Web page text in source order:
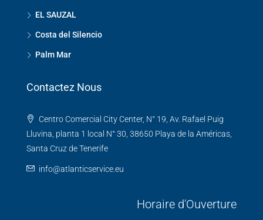
EL SAUZAL
Costa del Silencio
Palm Mar
Contactez Nous
Centro Comercial City Center, N° 19, Av. Rafael Puig
Lluvina, planta 1 local N° 30, 38650 Playa de la Américas,
Santa Cruz de Tenerife
info@atlanticservice.eu
Horaire d'Ouverture